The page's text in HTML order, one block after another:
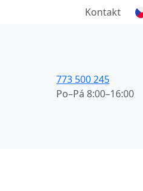
Kontakt
773 500 245
Po–Pá 8:00–16:00